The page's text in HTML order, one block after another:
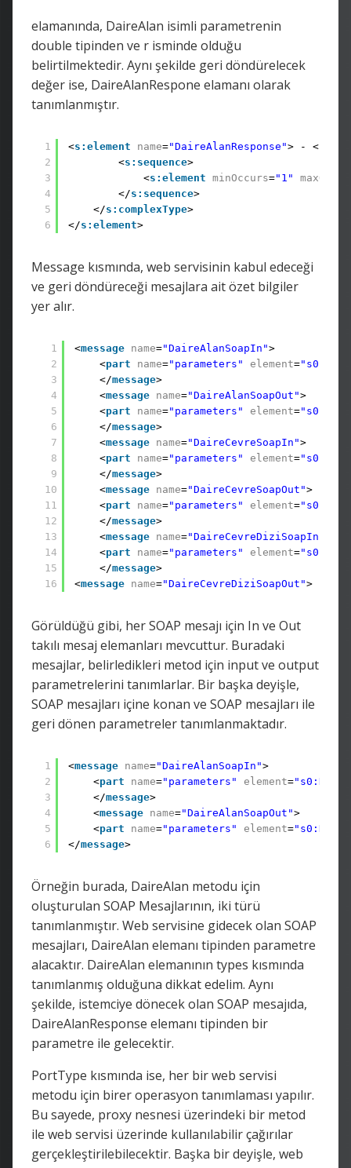
elamanında, DaireAlan isimli parametrenin
double tipinden ve r isminde olduğu
belirtilmektedir. Aynı şekilde geri döndürelecek
değer ise, DaireAlanRespone elamanı olarak
tanımlanmıştır.
1
2
3
4
5
6
<s:element name="DaireAlanResponse"> - <
<s:sequence>
<s:element minOccurs="1"
</s:sequence>
</s:complexType>
</s:element>
Message kısmında, web servisinin kabul edeceği
ve geri döndüreceği mesajlara ait özet bilgiler
yer alır.
1
2
3
4
5
6
7
8
9
10
11
12
13
14
15
16
<message name="DaireAlanSoapIn">
<part name="parameters" element=
</message>
<message name="DaireAlanSoapOut">
<part name="parameters" element=
</message>
<message name="DaireCevreSoapIn">
<part name="parameters" element=
</message>
<message name="DaireCevreSoapOut">
<part name="parameters" element=
</message>
<message name="DaireCevreDiziSoapIn"
<part name="parameters" element=
</message>
<message name="DaireCevreDiziSoapOut">
Görüldüğü gibi, her SOAP mesajı için In ve Out
takılı mesaj elemanları mevcuttur. Buradaki
mesajlar, belirledikleri metod için input ve output
parametrelerini tanımlarlar. Bir başka deyişle,
SOAP mesajları içine konan ve SOAP mesajları ile
geri dönen parametreler tanımlanmaktadır.
1
2
3
4
5
6
<message name="DaireAlanSoapIn">
<part name="parameters" element=
</message>
<message name="DaireAlanSoapOut">
<part name="parameters" element=
</message>
Örneğin burada, DaireAlan metodu için
oluşturulan SOAP Mesajlarının, iki türü
tanımlanmıştır. Web servisine gidecek olan SOAP
mesajları, DaireAlan elemanı tipinden parametre
alacaktır. DaireAlan elemanının types kısmında
tanımlanmış olduğuna dikkat edelim. Aynı
şekilde, istemciye dönecek olan SOAP mesajıda,
DaireAlanResponse elemanı tipinden bir
parametre ile gelecektir.
PortType kısmında ise, her bir web servisi
metodu için birer operasyon tanımlaması yapılır.
Bu sayede, proxy nesnesi üzerindeki bir metod
ile web servisi üzerinde kullanılabilir çağırılar
gerçekleştirilebilecektir. Başka bir deyişle, web